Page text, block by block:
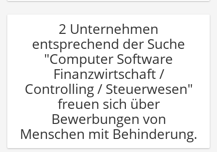
2 Unternehmen
entsprechend der Suche
"Computer Software
Finanzwirtschaft /
Controlling / Steuerwesen"
freuen sich über
Bewerbungen von
Menschen mit Behinderung.